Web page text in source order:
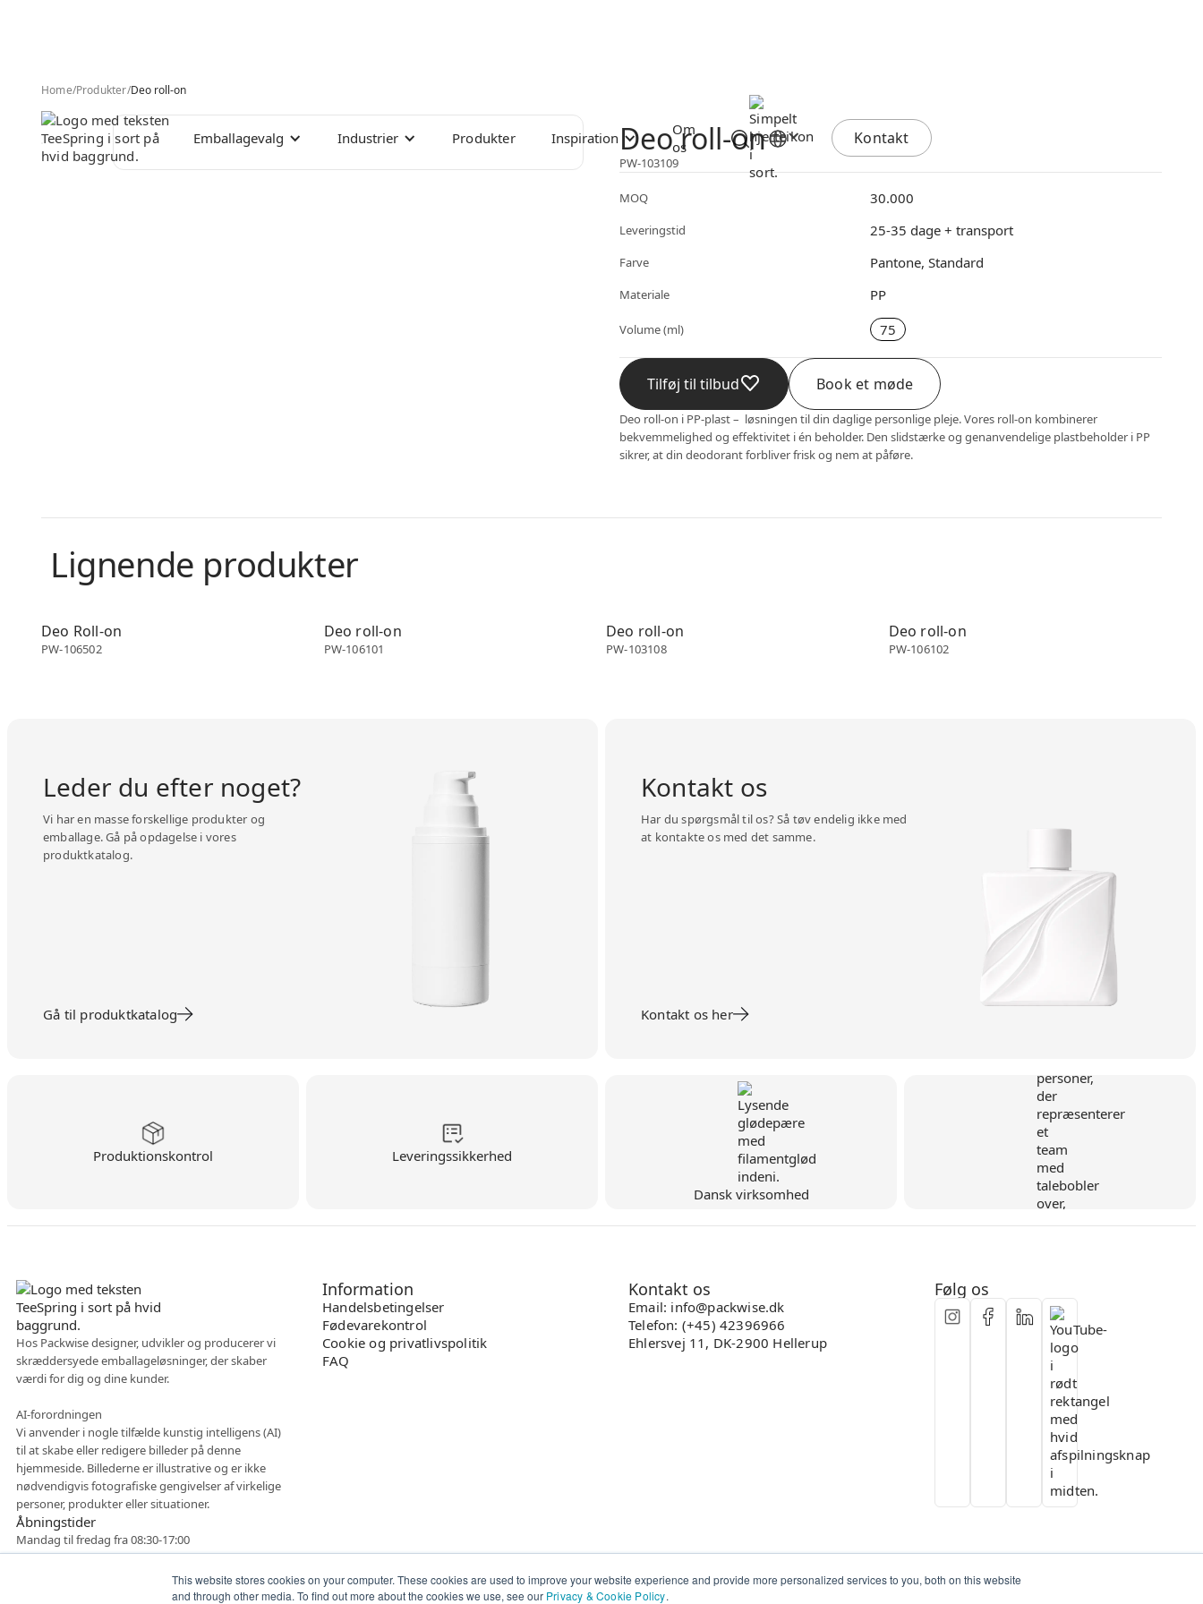
This website stores cookies on your computer. These cookies are used to improve your website experience and provide more personalized services to you, both on this website
and through other media. To find out more about the cookies we use, see our Privacy & Cookie Policy.
Emballagevalg Industrier Produkter Inspiration
Om
os
Kontakt
Home/Produkter/Deo roll-on
Deo roll-on
PW-103109
MOQ 30.000
Leveringstid 25-35 dage + transport
Farve Pantone, Standard
Materiale PP
Volume (ml) 75
Tilføj til tilbud Book et møde
Deo roll-on i PP-plast – løsningen til din daglige personlige pleje. Vores roll-on kombinerer
bekvemmelighed og effektivitet i én beholder. Den slidstærke og genanvendelige plastbeholder i PP
sikrer, at din deodorant forbliver frisk og nem at påføre.
Lignende produkter
Deo Roll-on
PW-106502
Deo roll-on
PW-106101
Deo roll-on
PW-103108
Deo roll-on
PW-106102
Leder du efter noget?
Vi har en masse forskellige produkter og
emballage. Gå på opdagelse i vores
produktkatalog.
Gå til produktkatalog
Kontakt os
Har du spørgsmål til os? Så tøv endelig ikke med
at kontakte os med det samme.
Kontakt os her
Produktionskontrol Leveringssikkerhed
Dansk virksomhed
Hos Packwise designer, udvikler og producerer vi
skræddersyede emballageløsninger, der skaber
værdi for dig og dine kunder.
AI-forordningen
Vi anvender i nogle tilfælde kunstig intelligens (AI)
til at skabe eller redigere billeder på denne
hjemmeside. Billederne er illustrative og er ikke
nødvendigvis fotografiske gengivelser af virkelige
personer, produkter eller situationer.
Åbningstider
Mandag til fredag fra 08:30-17:00
Information
Handelsbetingelser
Fødevarekontrol
Cookie og privatlivspolitik
FAQ
Kontakt os
Email: info@packwise.dk
Telefon: (+45) 42396966
Ehlersvej 11, DK-2900 Hellerup
Følg os